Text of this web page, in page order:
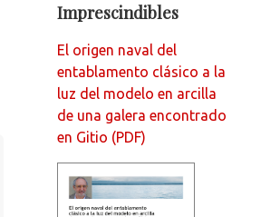
Imprescindibles
El origen naval del
entablamento clásico a la
luz del modelo en arcilla
de una galera encontrado
en Gitio (PDF)